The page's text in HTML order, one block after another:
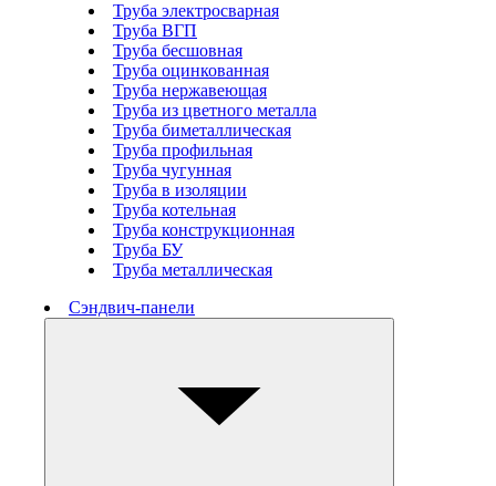
Труба электросварная
Труба ВГП
Труба бесшовная
Труба оцинкованная
Труба нержавеющая
Труба из цветного металла
Труба биметаллическая
Труба профильная
Труба чугунная
Труба в изоляции
Труба котельная
Труба конструкционная
Труба БУ
Труба металлическая
Сэндвич-панели